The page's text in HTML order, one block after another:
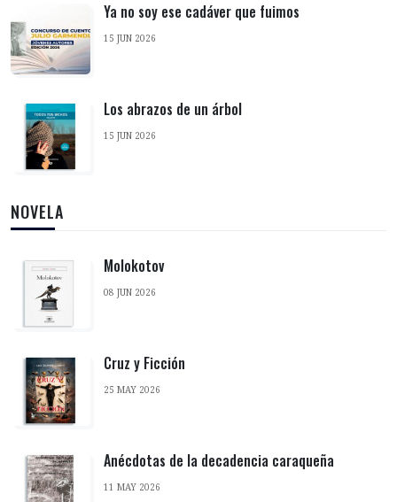
Ya no soy ese cadáver que fuimos
15 JUN 2026
Los abrazos de un árbol
15 JUN 2026
NOVELA
Molokotov
08 JUN 2026
Cruz y Ficción
25 MAY 2026
Anécdotas de la decadencia caraqueña
11 MAY 2026